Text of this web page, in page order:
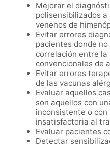
Mejorar el
polisensibilizados
venenos de
Evitar errores
pacientes donde
correlación entre
convencionales de
Evitar errores
de las vacunas
Evaluar aquellos
son aquellos con
inconsistente o con
insatisfactoria al
Evaluar pacientes
Detectar